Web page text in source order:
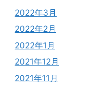
2022年3月
2022年2月
2022年1月
2021年12月
2021年11月